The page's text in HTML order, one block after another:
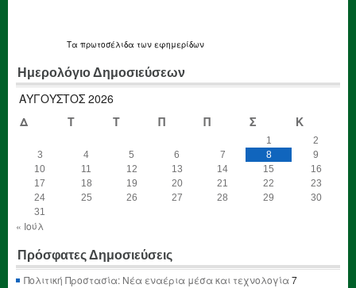
Τα πρωτοσέλιδα των εφημερίδων
Ημερολόγιο Δημοσιεύσεων
ΑΎΓΟΥΣΤΟΣ 2026
Δ
Τ Τ Π Π Σ Κ
1
2
3
4 5 6 7 8
9
10
11 12 13 14 15
16
17
18 19 20 21 22
23
24
25 26 27 28 29
30
31
« Ιούλ
Πρόσφατες Δημοσιεύσεις
Πολιτική Προστασία: Νέα εναέρια μέσα και τεχνολογία7